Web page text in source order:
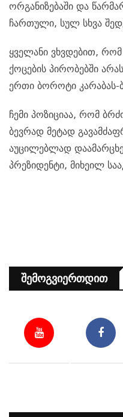
ორგანიზებაში და
ჩართული, სულ სხვა
ყველანი ვხვდებით,
ქოცების პირობებში
ერთი ბოროტი კარაბას-
ჩემი პოზიციაა, რომ
ბევრად მეტად
აუცილებლად
პრეზიდენტი, მიხეილ
Შემოგვიერთდით